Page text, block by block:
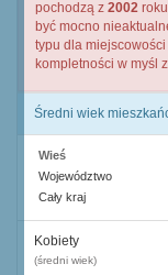
pochodzą z 2002
być mocno
typu dla
kompletności w myśl
Średni wiek
Wieś
Województwo
Cały kraj
Kobiety
(średni wiek)